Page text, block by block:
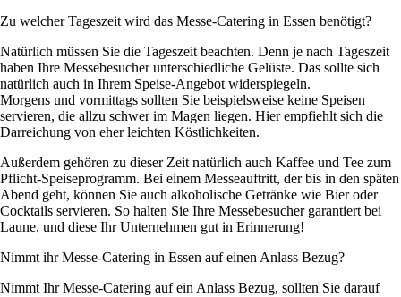
Zu welcher Tageszeit wird das Messe-Catering in Essen benötigt?
Natürlich müssen Sie die Tageszeit beachten. Denn je nach Tageszeit
haben Ihre Messebesucher unterschiedliche Gelüste. Das sollte sich
natürlich auch in Ihrem Speise-Angebot widerspiegeln.
Morgens und vormittags sollten Sie beispielsweise keine Speisen
servieren, die allzu schwer im Magen liegen. Hier empfiehlt sich die
Darreichung von eher leichten Köstlichkeiten.
Außerdem gehören zu dieser Zeit natürlich auch Kaffee und Tee zum
Pflicht-Speiseprogramm. Bei einem Messeauftritt, der bis in den späten
Abend geht, können Sie auch alkoholische Getränke wie Bier oder
Cocktails servieren. So halten Sie Ihre Messebesucher garantiert bei
Laune, und diese Ihr Unternehmen gut in Erinnerung!
Nimmt ihr Messe-Catering in Essen auf einen Anlass Bezug?
Nimmt Ihr Messe-Catering auf ein Anlass Bezug, sollten Sie darauf